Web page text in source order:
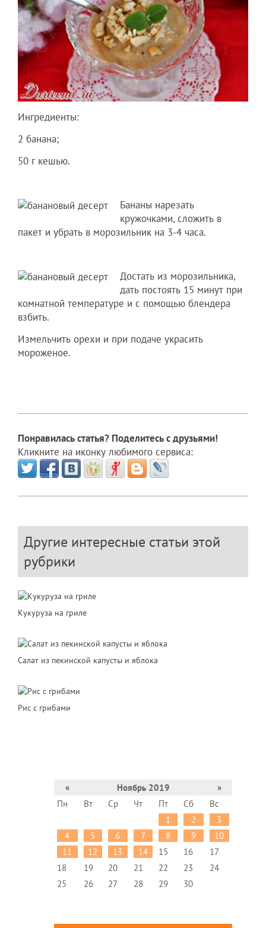
Ингредиенты:
2 банана;
50 г кешью.
Бананы нарезать
кружочками, сложить в
пакет и убрать в морозильник на 3-4 часа.
Достать из морозильника,
дать постоять 15 минут при
комнатной температуре и с помощью блендера
взбить.
Измельчить орехи и при подаче украсить
мороженое.
Понравилась статья? Поделитесь с друзьями!
Кликните на иконку любимого сервиса:
Другие интересные статьи этой
рубрики
Кукуруза на гриле
Салат из пекинской капусты и яблока
Рис с грибами
« Ноябрь 2019
»
Пн
Вт Ср Чт Пт Сб
Вс
1
2
3
4
5 6 7 8 9
10
11
12 13 14 15 16
17
18
19 20 21 22 23
24
25
26 27 28 29 30